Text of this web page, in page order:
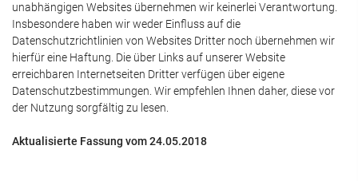
unabhängigen Websites übernehmen wir keinerlei Verantwortung.
Insbesondere haben wir weder Einfluss auf die
Datenschutzrichtlinien von Websites Dritter noch übernehmen wir
hierfür eine Haftung. Die über Links auf unserer Website
erreichbaren Internetseiten Dritter verfügen über eigene
Datenschutzbestimmungen. Wir empfehlen Ihnen daher, diese vor
der Nutzung sorgfältig zu lesen.
Aktualisierte Fassung vom 24.05.2018